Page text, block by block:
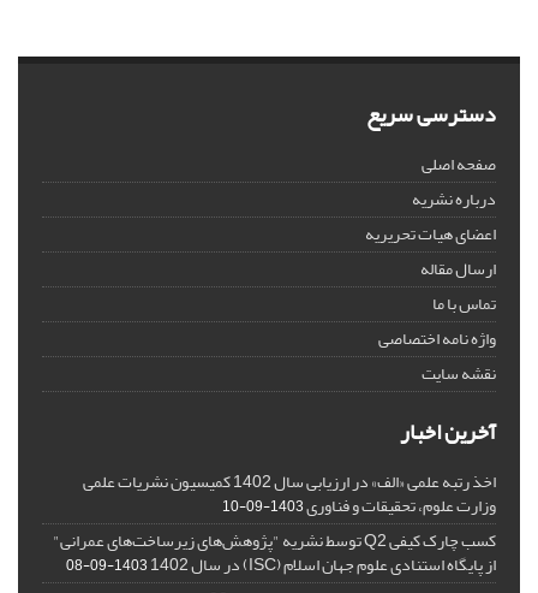
دسترسی سریع
صفحه اصلی
درباره نشریه
اعضای هیات تحریریه
ارسال مقاله
تماس با ما
واژه نامه اختصاصی
نقشه سایت
آخرین اخبار
اخذ رتبه علمی «الف» در ارزیابی سال 1402 کمیسیون نشریات علمی
وزارت علوم، تحقیقات و فناوری1403-09-10
کسب چارک کیفی Q2 توسط نشریه "پژوهش‌های زیرساخت‌های عمرانی"
از پایگاه استنادی علوم جهان اسلام (ISC) در سال 1402 1403-09-08